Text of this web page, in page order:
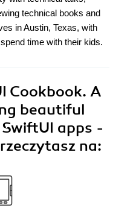
technical books and
in Austin, Texas, with
time with their kids.
Cookbook. A
beautiful
apps -
na: